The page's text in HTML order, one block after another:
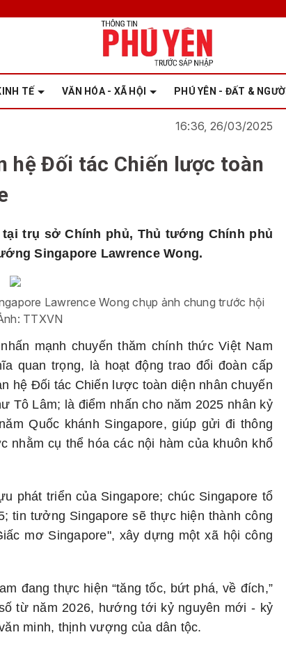
TẾ VĂN HÓA - XÃ HỘI PHÚ YÊN - ĐẤT & NGƯỜI
16:36, 26/03/2025
hệ Đối tác Chiến lược toàn
trụ sở Chính phủ, Thủ tướng Chính phủ
Singapore Lawrence Wong.
Lawrence Wong chụp ảnh chung trước hội
TTXVN
mạnh chuyến thăm chính thức Việt Nam
quan trọng, là hoạt động trao đổi đoàn cấp
hệ Đối tác Chiến lược toàn diện nhân chuyến
Tô Lâm; là điểm nhấn cho năm 2025 nhân kỷ
Quốc khánh Singapore, giúp gửi đi thông
nhằm cụ thể hóa các nội hàm của khuôn khổ
phát triển của Singapore; chúc Singapore tổ
tin tưởng Singapore sẽ thực hiện thành công
mơ Singapore", xây dựng một xã hội công
đang thực hiện “tăng tốc, bứt phá, về đích,”
từ năm 2026, hướng tới kỷ nguyên mới - kỷ
minh, thịnh vượng của dân tộc.